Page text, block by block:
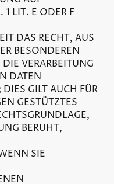
1 LIT. E ODER F
DAS RECHT, AUS
BESONDEREN
VERARBEITUNG
DATEN
GILT AUCH FÜR
GESTÜTZTES
BERUHT,
SIE